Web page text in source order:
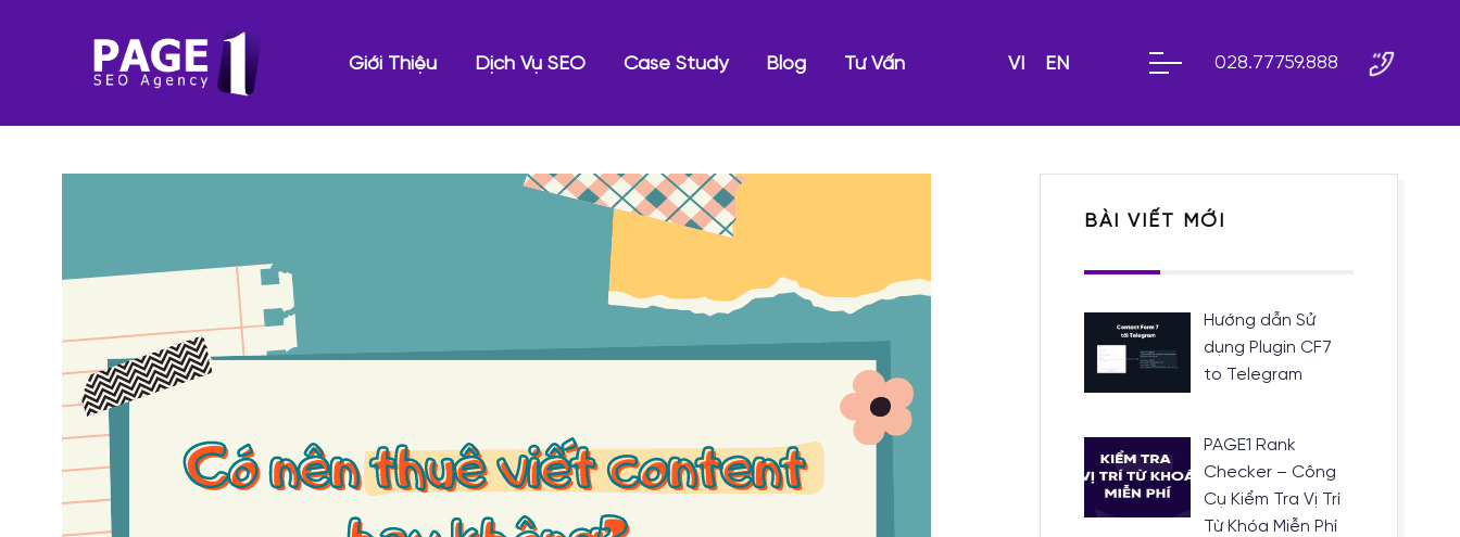
Giới Thiệu Dịch Vụ SEO Case Study Blog Tư Vấn VI EN 028.77759.888
BÀI VIẾT MỚI
Hướng dẫn Sử
dụng Plugin CF7
to Telegram
PAGE1 Rank
Checker – Công
Cụ Kiểm Tra Vị Trí
Từ Khóa Miễn Phí